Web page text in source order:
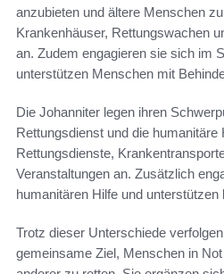
anzubieten und ältere Menschen
Krankenhäuser, Rettungswachen
an. Zudem engagieren sie sich im
unterstützen Menschen mit
Die Johanniter legen ihren
Rettungsdienst und die humanitäre
Rettungsdienste,
Veranstaltungen an. Zusätzlich
humanitären Hilfe und
Trotz dieser Unterschiede
gemeinsame Ziel, Menschen in